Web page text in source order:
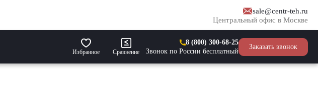
sale@centr-teh.ru
Центральный офис в Москве
Избранное Сравнение
8 (800) 300-68-25
Звонок по России бесплатный
Заказать звонок